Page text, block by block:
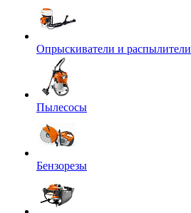
Опрыскиватели и распылители
Пылесосы
Бензорезы